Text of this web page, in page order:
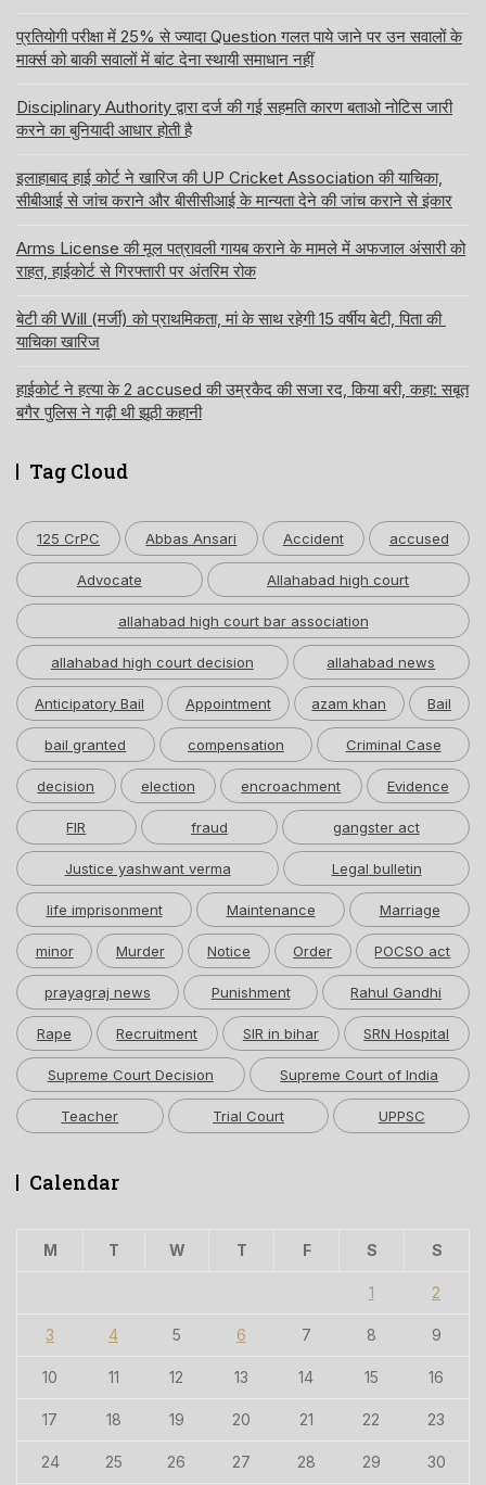
प्रतियोगी परीक्षा में 25% से ज्यादा Question गलत पाये जाने पर उन सवालों के
मार्क्स को बाकी सवालों में बांट देना स्थायी समाधान नहीं
Disciplinary Authority द्वारा दर्ज की गई सहमति कारण बताओ नोटिस जारी
करने का बुनियादी आधार होती है
इलाहाबाद हाई कोर्ट ने खारिज की UP Cricket Association की याचिका,
सीबीआई से जांच कराने और बीसीसीआई के मान्यता देने की जांच कराने से इंकार
Arms License की मूल पत्रावली गायब कराने के मामले में अफजाल अंसारी को
राहत, हाईकोर्ट से गिरफ्तारी पर अंतरिम रोक
बेटी की Will (मर्जी) को प्राथमिकता, मां के साथ रहेगी 15 वर्षीय बेटी, पिता की
याचिका खारिज
हाईकोर्ट ने हत्या के 2 accused की उम्रकैद की सजा रद, किया बरी, कहा: सबूत
बगैर पुलिस ने गढ़ी थी झूठी कहानी
Tag Cloud
125 CrPC Abbas Ansari Accident accused
Advocate Allahabad high court
allahabad high court bar association
allahabad high court decision allahabad news
Anticipatory Bail Appointment azam khan Bail
bail granted compensation Criminal Case
decision election encroachment Evidence
FIR fraud gangster act
Justice yashwant verma Legal bulletin
life imprisonment Maintenance Marriage
minor Murder Notice Order POCSO act
prayagraj news Punishment Rahul Gandhi
Rape Recruitment SIR in bihar SRN Hospital
Supreme Court Decision Supreme Court of India
Teacher Trial Court UPPSC
Calendar
M T W T F S S
1 2
3 4 5 6 7 8 9
10 11 12 13 14 15 16
17 18 19 20 21 22 23
24 25 26 27 28 29 30